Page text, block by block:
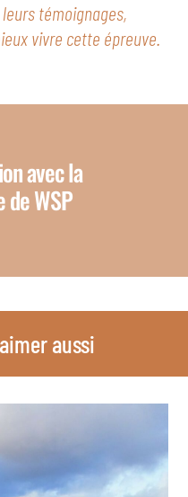
témoignages,
vivre cette épreuve.
avec la
WSP
aussi